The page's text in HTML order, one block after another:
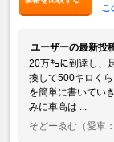
こ
ユーザーの最新投
20万㌔に到達し、
換して500キロく
を簡単に書いてい
みに車高は ...
そどーゑむ （愛車